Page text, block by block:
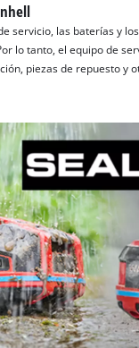
servicio, las baterías y
lo tanto, el equipo de
piezas de repuesto y